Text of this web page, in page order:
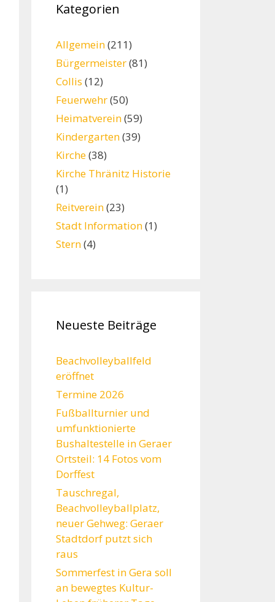
Kategorien
Allgemein(211)
Bürgermeister(81)
Collis (12)
Feuerwehr(50)
Heimatverein(59)
Kindergarten(39)
Kirche(38)
Kirche Thränitz Historie
(1)
Reitverein(23)
Stadt Information(1)
Stern(4)
Neueste Beiträge
Beachvolleyballfeld
eröffnet
Termine 2026
Fußballturnier und
umfunktionierte
Bushaltestelle in Geraer
Ortsteil: 14 Fotos vom
Dorffest
Tauschregal,
Beachvolleyballplatz,
neuer Gehweg: Geraer
Stadtdorf putzt sich
raus
Sommerfest in Gera soll
an bewegtes Kultur-